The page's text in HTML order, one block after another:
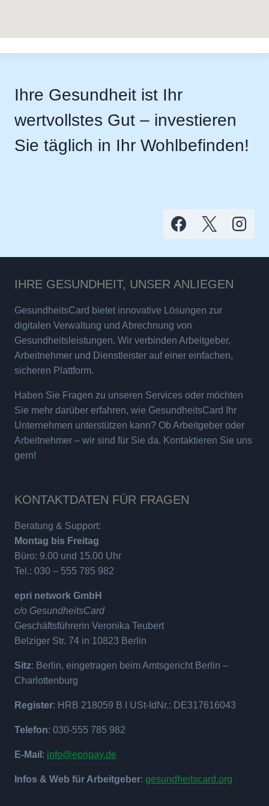
Ihre Gesundheit ist Ihr
wertvollstes Gut – investieren
Sie täglich in Ihr Wohlbefinden!
IHRE GESUNDHEIT, UNSER ANLIEGEN
GesundheitsCard bietet innovative Lösungen zur
digitalen Verwaltung und Abrechnung von
Gesundheitsleistungen. Wir verbinden Arbeitgeber,
Arbeitnehmer und Dienstleister auf einer einfachen,
sicheren Plattform.
Haben Sie Fragen zu unseren Services oder möchten
Sie mehr darüber erfahren, wie GesundheitsCard Ihr
Unternehmen unterstützen kann? Ob Arbeitgeber oder
Arbeitnehmer – wir sind für Sie da. Kontaktieren Sie uns
gern!
KONTAKTDATEN FÜR FRAGEN
Beratung & Support:
Montag bis Freitag
Büro: 9.00 und 15.00 Uhr
Tel.: 030 – 555 785 982
epri network GmbH
c/o GesundheitsCard
Geschäftsführerin Veronika Teubert
Belziger Str. 74 in 10823 Berlin
Sitz: Berlin, eingetragen beim Amtsgericht Berlin –
Charlottenburg
Register: HRB 218059 B I USt-IdNr.: DE317616043
Telefon: 030-555 785 982
E-Mail : info@epripay.de
Infos & Web für Arbeitgeber: gesundheitscard.org